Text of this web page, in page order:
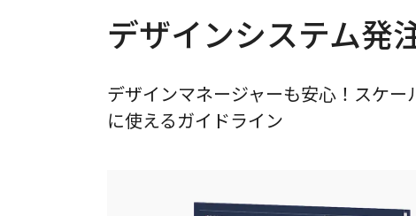
デザインシステム発
デザインマネージャーも安心！スケ
に使えるガイドライン